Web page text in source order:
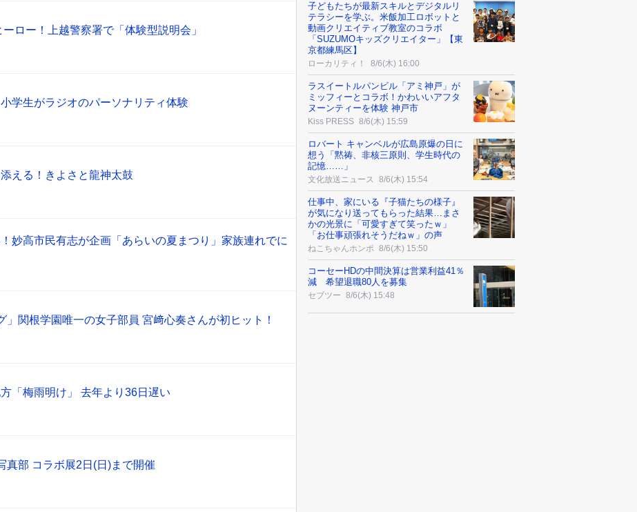
ロー！上越警察署で「体験型説明会」
学生がラジオのパーソナリティ体験
える！きよさと龍神太鼓
妙高市民有志が企画「あらいの夏まつり」家族連れでに
」関根学園唯一の女子部員 宮﨑心奏さんが初ヒット！
「梅雨明け」 去年より36日遅い
真部 コラボ展2日(日)まで開催
子どもたちが最新スキルとデジタルリ
テラシーを学ぶ。米飯加工ロボットと
動画クリエイティブ教室のコラボ
「SUZUMOキッズクリエイター」【東
京都練馬区】
ローカリティ！ 8/6(木) 16:00
ラスイートルパンビル「アミ神戸」が
ミッフィーとコラボ！かわいいアフタ
ヌーンティーを体験 神戸市
Kiss PRESS 8/6(木) 15:59
ロバート キャンベルが広島原爆の日に
想う「黙祷、非核三原則、学生時代の
記憶……」
文化放送ニュース 8/6(木) 15:54
仕事中、家にいる『子猫たちの様子』
が気になり送ってもらった結果…まさ
かの光景に「可愛すぎて笑ったｗ」
「お仕事頑張れそうだねｗ」の声
ねこちゃんホンポ 8/6(木) 15:50
コーセーHDの中間決算は営業利益41％
減 希望退職80人を募集
セブツー 8/6(木) 15:48